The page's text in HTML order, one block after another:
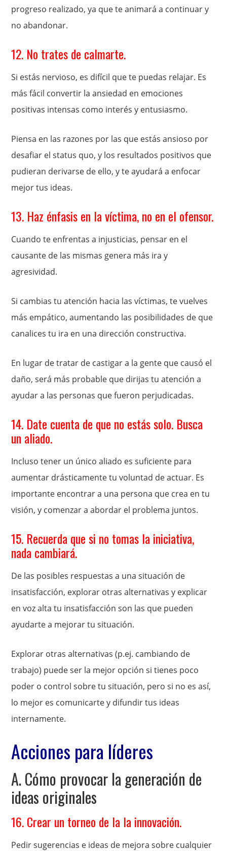
progreso realizado, ya que te animará a continuar y
no abandonar.
12. No trates de calmarte.
Si estás nervioso, es difícil que te puedas relajar. Es
más fácil convertir la ansiedad en emociones
positivas intensas como interés y entusiasmo.
Piensa en las razones por las que estás ansioso por
desafiar el status quo, y los resultados positivos que
pudieran derivarse de ello, y te ayudará a enfocar
mejor tus ideas.
13. Haz énfasis en la víctima, no en el ofensor.
Cuando te enfrentas a injusticias, pensar en el
causante de las mismas genera más ira y
agresividad.
Si cambias tu atención hacia las víctimas, te vuelves
más empático, aumentando las posibilidades de que
canalices tu ira en una dirección constructiva.
En lugar de tratar de castigar a la gente que causó el
daño, será más probable que dirijas tu atención a
ayudar a las personas que fueron perjudicadas.
14. Date cuenta de que no estás solo. Busca
un aliado.
Incluso tener un único aliado es suficiente para
aumentar drásticamente tu voluntad de actuar. Es
importante encontrar a una persona que crea en tu
visión, y comenzar a abordar el problema juntos.
15. Recuerda que si no tomas la iniciativa,
nada cambiará.
De las posibles respuestas a una situación de
insatisfacción, explorar otras alternativas y explicar
en voz alta tu insatisfacción son las que pueden
ayudarte a mejorar tu situación.
Explorar otras alternativas (p.ej. cambiando de
trabajo) puede ser la mejor opción si tienes poco
poder o control sobre tu situación, pero si no es así,
lo mejor es comunicarte y difundir tus ideas
internamente.
Acciones para líderes
A. Cómo provocar la generación de
ideas originales
16. Crear un torneo de la la innovación.
Pedir sugerencias e ideas de mejora sobre cualquier